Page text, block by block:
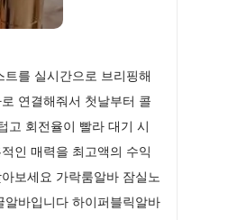
를 실시간으로 브리핑해
연결해줘서 첫날부터 콜
고 회전율이 빨라 대기 시
인 매력을 최고액의 수익
보세요 가락룸알바 잠실노
바입니다 하이퍼블릭알바